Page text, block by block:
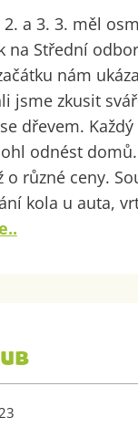
2. a 3. 3. měl
na Střední
nám
jsme zkusit
dřevem.
odnést
o různé ceny.
kola u auta,